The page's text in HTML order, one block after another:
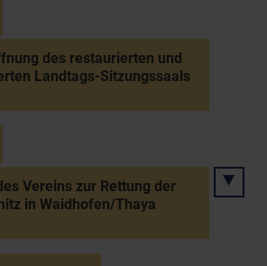
des restaurierten und
Landtags-Sitzungssaals
Vereins zur Rettung der
in Waidhofen/Thaya